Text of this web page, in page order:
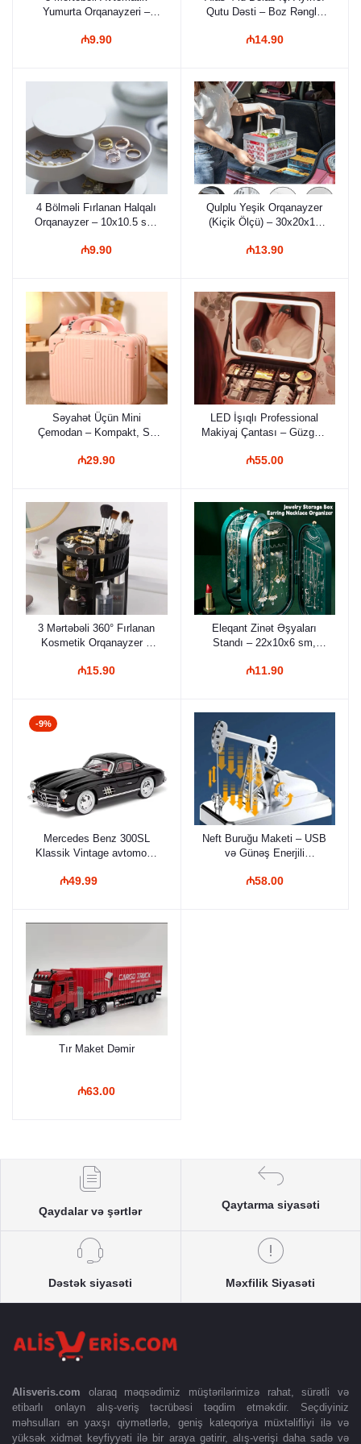
Yumurta Orqanayzeri –
Yerə Qənaət Edən
₼9.90
Qutu Dəsti – Boz Rəngli,
Geyimi, Corab və
Nizamlayıcı Set
₼14.90
4 Bölməli Fırlanan Halqalı
Orqanayzer – 10x10.5 sm,
Zinət Əşyaları və
₼9.90
Qulplu Yeşik Orqanayzer
(Kiçik Ölçü) – 30x20x16
₼13.90
Səyahət Üçün Mini
Çemodan – Kompakt, Su
Davamlı Orqanayzer
₼29.90
LED İşıqlı Professional
Makiyaj Çantası – Güzgülü
Kosmetik Orqanayzer
₼55.00
3 Mərtəbəli 360° Fırlanan
Kosmetik Orqanayzer –
Həcmli Makiyaj Rəfi
₼15.90
Eleqant Zinət Əşyaları
Standı – 22x10x6 sm,
Sırğa, Boyunbağı və
₼11.90
-9%
Mercedes Benz 300SL
Klassik Vintage avtomobil
Hədiyyə Kolleksiyası
₼49.99
Neft Buruğu Maketi – USB
və Günəş Enerjili
Model
₼58.00
Tır Maket Dəmir
₼63.00
Qaydalar və şərtlər
Qaytarma siyasəti
Dəstək siyasəti Məxfilik Siyasəti
Alisveris.com olaraq məqsədimiz müştərilərimizə rahat, sürətli və
etibarlı onlayn alış-veriş təcrübəsi təqdim etməkdir. Seçdiyiniz
məhsulları ən yaxşı qiymətlərlə, geniş kateqoriya müxtəlifliyi ilə və
yüksək xidmət keyfiyyəti ilə bir araya gətirir, alış-verişi daha sadə və